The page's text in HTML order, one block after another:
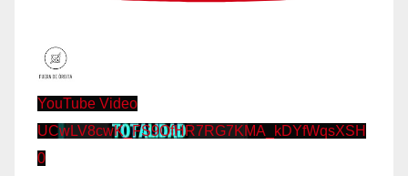
YouTube Video
UCwLV8cwK_FS9OfHR7RG7KMA_kDYfWqsXSH
0